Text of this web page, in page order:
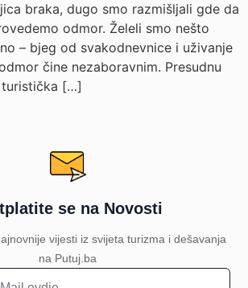
braka, dugo smo razmišljali gde da
odmor. Želeli smo nešto
– bjeg od svakodnevnice i uživanje
čine nezaboravnim. Presudnu
turistička […]
se na Novosti
vijesti iz svijeta turizma i dešavanja
na Putuj.ba